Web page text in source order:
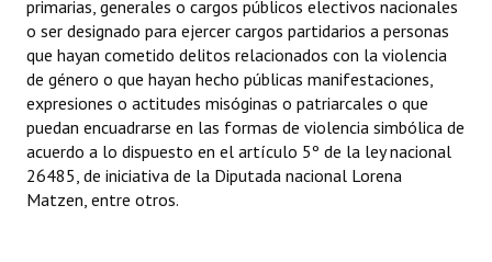
Premio al Mérito - Registro
Audiencias Públicas - Registro
Mujeres que Dejaron Huellas - Registro
Periodistas Decanos - Registro
Ciudadano Ilustre - Registro
primarias, generales o cargos públicos electivos nacionales
o ser designado para ejercer cargos partidarios a personas
que hayan cometido delitos relacionados con la violencia
de género o que hayan hecho públicas manifestaciones,
expresiones o actitudes misóginas o patriarcales o que
puedan encuadrarse en las formas de violencia simbólica de
acuerdo a lo dispuesto en el artículo 5º de la ley nacional
26485, de iniciativa de la Diputada nacional Lorena
Matzen, entre otros.